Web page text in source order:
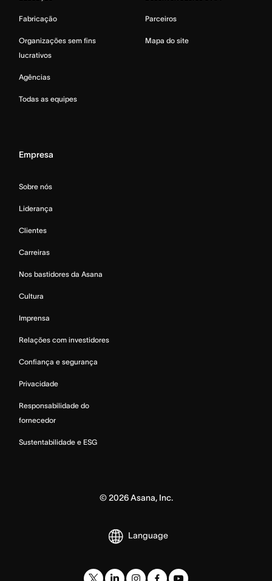
Fabricação
Organizações sem fins
lucrativos
Agências
Todas as equipes
Parceiros
Mapa do site
Empresa
Sobre nós
Liderança
Clientes
Carreiras
Nos bastidores da Asana
Cultura
Imprensa
Relações com investidores
Confiança e segurança
Privacidade
Responsabilidade do
fornecedor
Sustentabilidade e ESG
© 2026Asana, Inc.
Language